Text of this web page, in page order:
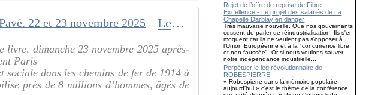
Les Chemins de fer 1914-1918 aux éditions du Petit Pavé. 22 et 23 novembre 2025
livre, dimanche 23 novembre 2025 après-
Paris
dans les chemins de fer de 1914 à
près de 8 millions d’hommes, âgés de
Rejet de l’offre de reprise de Fibre
Excellence - Le projet des salariés de La
Chapelle Darblay en danger
Très mauvaise nouvelle. Que nos gouvernants
cessent de parler de réindustrialisation. Ils s'en
moquent car ils ne veulent pas s'opposer à
l'Union Européenne et à la "concurrence libre
et non faussée". Or si nous voulons sauver
notre indépendance industrielle...
Perpétuer le leg révolutionnaire de
ROBESPIERRE
« Robespierre dans la mémoire populaire,
aujourd’hui » c’est le thème de la conférence